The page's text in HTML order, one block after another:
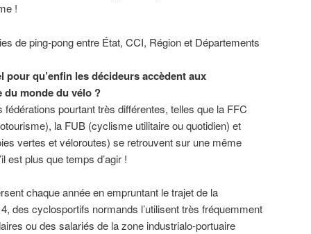
!
de ping-pong entre État, CCI, Région et Départements
qu’enfin les décideurs accèdent aux
du monde du vélo ?
pourtant très différentes, telles que la FFC
la FUB (cyclisme utilitaire ou quotidien) et
vertes et véloroutes) se retrouvent sur une même
est plus que temps d’agir !
chaque année en empruntant le trajet de la
des cyclosportifs normands l’utilisent très fréquemment
ou des salariés de la zone industrialo-portuaire